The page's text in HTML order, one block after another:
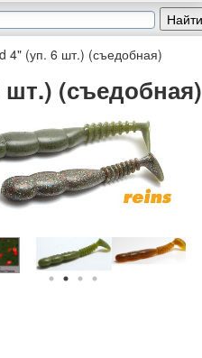
4" (уп. 6 шт.) (съедобная)
(съедобная)